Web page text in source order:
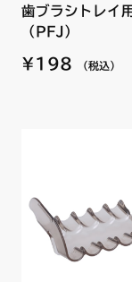
歯ブラシトレイ
（PFJ）
¥198 （税込）